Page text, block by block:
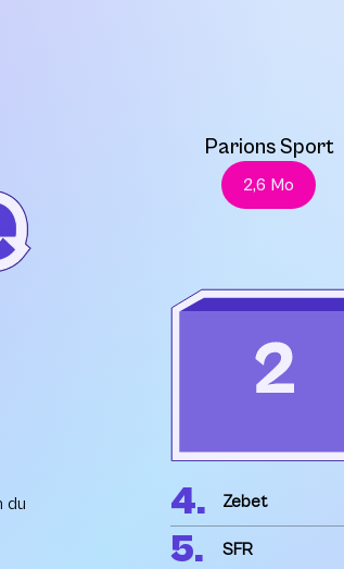
du
Parions Sport
2,6 Mo
4. Zebet
5. SFR